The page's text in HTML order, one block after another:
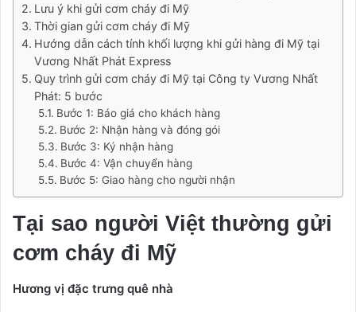
Lưu ý khi gửi cơm cháy đi Mỹ
Thời gian gửi cơm cháy đi Mỹ
Hướng dẫn cách tính khối lượng khi gửi hàng đi Mỹ tại
Vương Nhất Phát Express
Quy trình gửi cơm cháy đi Mỹ tại Công ty Vương Nhất
Phát: 5 bước
Bước 1: Báo giá cho khách hàng
Bước 2: Nhận hàng và đóng gói
Bước 3: Ký nhận hàng
Bước 4: Vận chuyển hàng
Bước 5: Giao hàng cho người nhận
Tại sao người Việt thường gửi
cơm cháy đi Mỹ
Hương vị đặc trưng quê nhà